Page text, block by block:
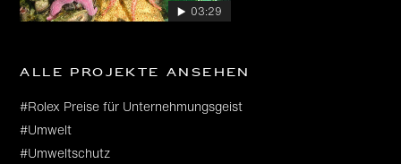
03:29
Alle Projekte ansehen
#Rolex Preise für Unternehmungsgeist
#Umwelt
#Umweltschutz